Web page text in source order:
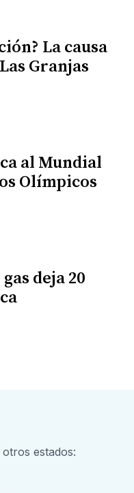
La causa
Granjas
al Mundial
Olímpicos
deja 20
estados: